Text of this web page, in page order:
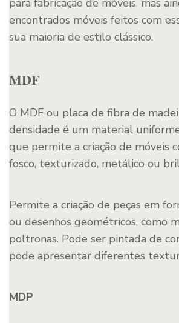
para fabricação de móveis, mas
encontrados móveis feitos com
sua maioria de estilo clássico.
MDF
O MDF ou placa de fibra de
densidade é um material
que permite a criação de móveis
fosco, texturizado, metálico ou
Permite a criação de peças em
ou desenhos geométricos, como
poltronas. Pode ser pintada de
pode apresentar diferentes
MDP